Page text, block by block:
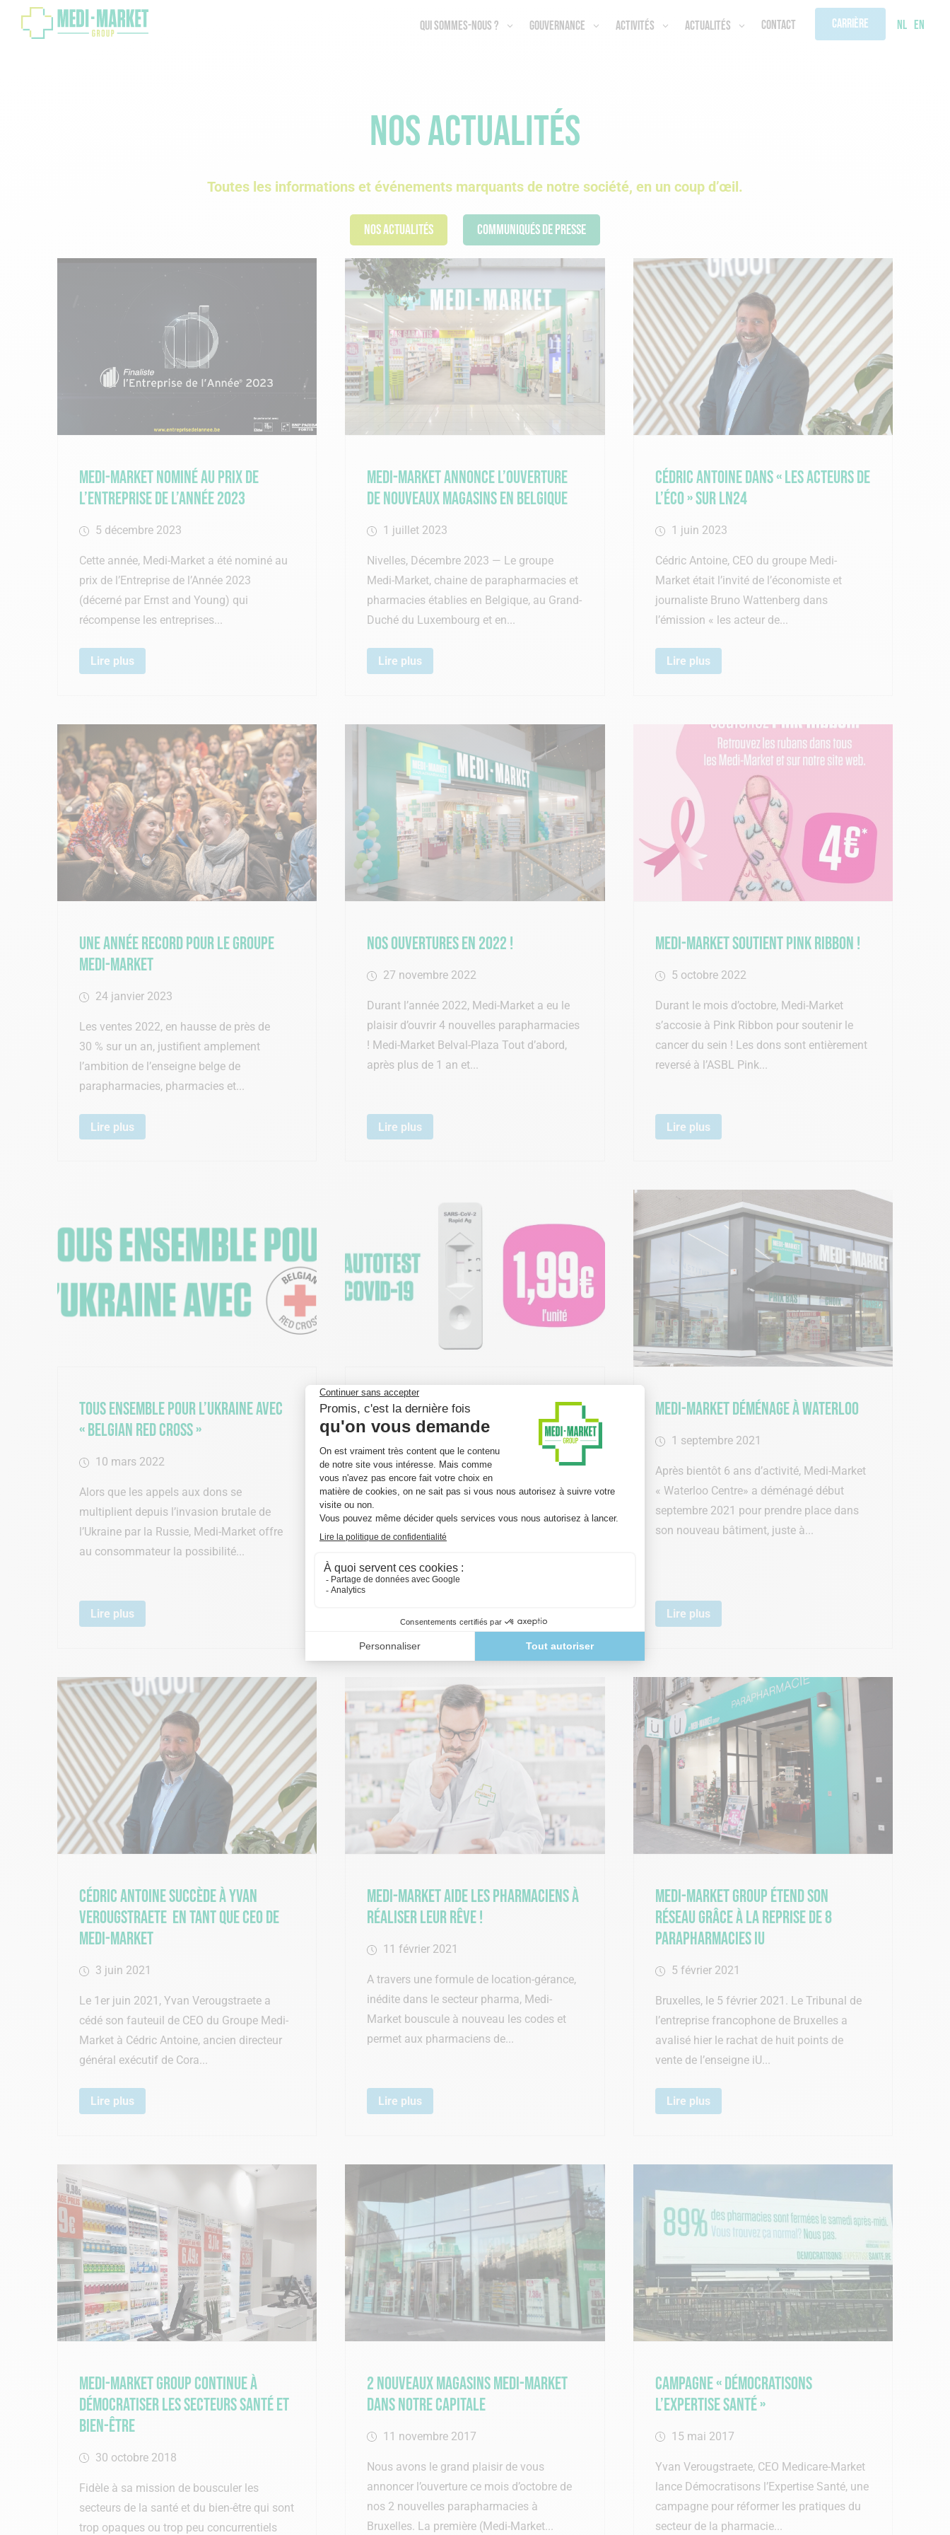
Qui sommes-nous ? Gouvernance Activités Actualités Contact Carrière NL EN
Nos actualités
Toutes les informations et événements marquants de notre société, en un coup d’œil.
Nos actualités Communiqués de presse
Medi-Market nominé au prix de
l’Entreprise de l’Année 2023
5 décembre 2023
Cette année, Medi-Market a été nominé au
prix de l’Entreprise de l’Année 2023
(décerné par Ernst and Young) qui
récompense les entreprises...
Lire plus
Medi-Market annonce l’ouverture
de nouveaux magasins en Belgique
1 juillet 2023
Nivelles, Décembre 2023 — Le groupe
Medi-Market, chaine de parapharmacies et
pharmacies établies en Belgique, au Grand-
Duché du Luxembourg et en...
Lire plus
Cédric Antoine dans « les acteurs de
l’éco » sur LN24
1 juin 2023
Cédric Antoine, CEO du groupe Medi-
Market était l’invité de l’économiste et
journaliste Bruno Wattenberg dans
l’émission « les acteur de...
Lire plus
Une année record pour le groupe
Medi-Market
24 janvier 2023
Les ventes 2022, en hausse de près de
30 % sur un an, justifient amplement
l’ambition de l’enseigne belge de
parapharmacies, pharmacies et...
Lire plus
Nos ouvertures en 2022 !
27 novembre 2022
Durant l’année 2022, Medi-Market a eu le
plaisir d’ouvrir 4 nouvelles parapharmacies
! Medi-Market Belval-Plaza Tout d’abord,
après plus de 1 an et...
Lire plus
Medi-Market soutient Pink Ribbon !
5 octobre 2022
Durant le mois d’octobre, Medi-Market
s’accosie à Pink Ribbon pour soutenir le
cancer du sein ! Les dons sont entièrement
reversé à l’ASBL Pink...
Lire plus
Tous ensemble pour l’Ukraine avec
« Belgian Red Cross »
10 mars 2022
Alors que les appels aux dons se
multiplient depuis l’invasion brutale de
l’Ukraine par la Russie, Medi-Market offre
au consommateur la possibilité...
Lire plus
Medi-Market propose les autotests
Covid-19 au prix le plus bas du
marché : 1,99€
2 février 2022
Bruxelles, le 9 février 2022 - Fidèle à sa
philosophie de rendre la santé accessible à
désormais les...
Medi-Market déménage à Waterloo
1 septembre 2021
Après bientôt 6 ans d’activité, Medi-Market
« Waterloo Centre» a déménagé début
septembre 2021 pour prendre place dans
son nouveau bâtiment, juste à...
Lire plus
Cédric Antoine succède à Yvan
Verougstraete en tant que CEO de
Medi-Market
3 juin 2021
Le 1er juin 2021, Yvan Verougstraete a
cédé son fauteuil de CEO du Groupe Medi-
Market à Cédric Antoine, ancien directeur
général exécutif de Cora...
Lire plus
Medi-Market aide les pharmaciens à
réaliser leur rêve !
11 février 2021
A travers une formule de location-gérance,
inédite dans le secteur pharma, Medi-
Market bouscule à nouveau les codes et
permet aux pharmaciens de...
Lire plus
Medi-Market Group étend son
réseau grâce à la reprise de 8
parapharmacies iU
5 février 2021
Bruxelles, le 5 février 2021. Le Tribunal de
l’entreprise francophone de Bruxelles a
avalisé hier le rachat de huit points de
vente de l’enseigne iU...
Lire plus
Medi-Market Group continue à
démocratiser les secteurs santé et
bien-être
30 octobre 2018
Fidèle à sa mission de bousculer les
secteurs de la santé et du bien-être qui sont
trop opaques ou trop peu concurrentiels
2 nouveaux magasins Medi-Market
dans notre capitale
11 novembre 2017
Nous avons le grand plaisir de vous
annoncer l’ouverture ce mois d’octobre de
nos 2 nouvelles parapharmacies à
Bruxelles. La première (Medi-Market...
Campagne « Démocratisons
l’expertise santé »
15 mai 2017
Yvan Verougstraete, CEO Medicare-Market
lance Démocratisons l’Expertise Santé, une
campagne pour réformer les pratiques du
secteur de la pharmacie...